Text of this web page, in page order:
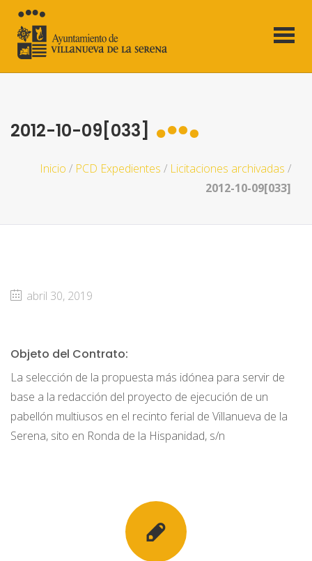
2012-10-09[033]
Inicio / PCD Expedientes / Licitaciones archivadas /
2012-10-09[033]
abril 30, 2019
Objeto del Contrato:
La selección de la propuesta más idónea para servir de
base a la redacción del proyecto de ejecución de un
pabellón multiusos en el recinto ferial de Villanueva de la
Serena, sito en Ronda de la Hispanidad, s/n